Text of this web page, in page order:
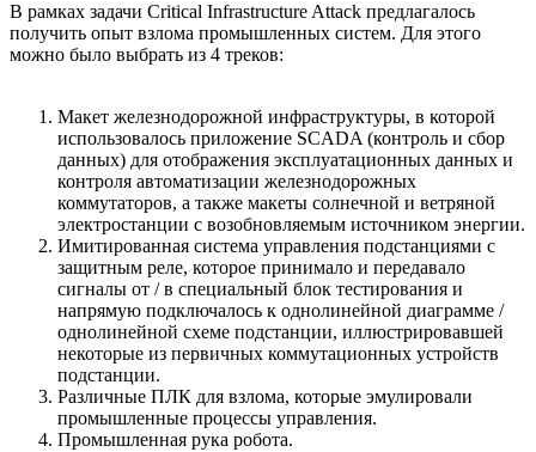
В рамках задачи Critical Infrastructure Attack предлагалось
получить опыт взлома промышленных систем. Для этого
можно было выбрать из 4 треков:
Макет железнодорожной инфраструктуры, в которой
использовалось приложение SCADA (контроль и сбор
данных) для отображения эксплуатационных данных и
контроля автоматизации железнодорожных
коммутаторов, а также макеты солнечной и ветряной
электростанции с возобновляемым источником энергии.
Имитированная система управления подстанциями с
защитным реле, которое принимало и передавало
сигналы от / в специальный блок тестирования и
напрямую подключалось к однолинейной диаграмме /
однолинейной схеме подстанции, иллюстрировавшей
некоторые из первичных коммутационных устройств
подстанции.
Различные ПЛК для взлома, которые эмулировали
промышленные процессы управления.
Промышленная рука робота.